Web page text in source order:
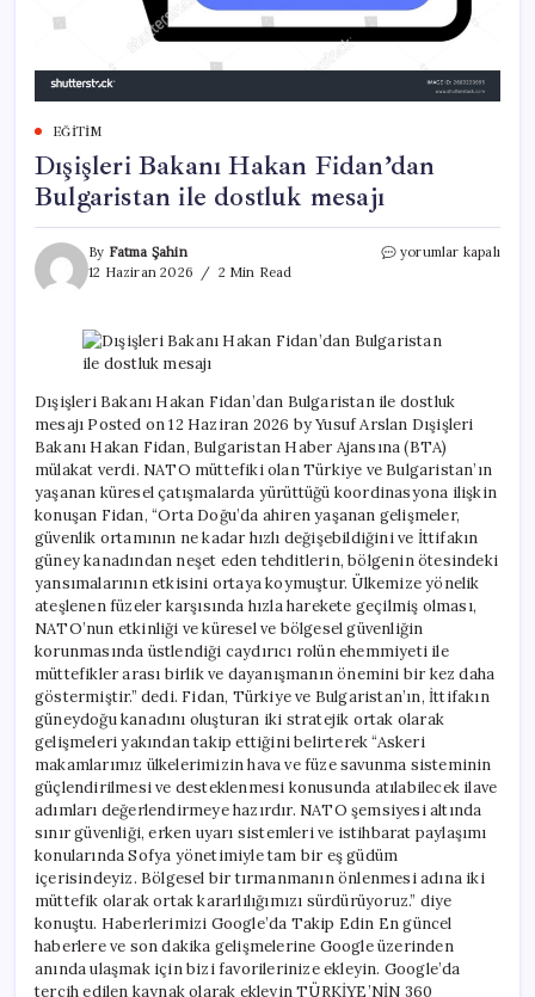
EĞITIM
Dışişleri Bakanı Hakan Fidan’dan
Bulgaristan ile dostluk mesajı
By Fatma Şahin
12 Haziran 2026
2 Min Read
Dışişleri
ile
mesajı
için
yorumlar kapalı
Dışişleri Bakanı Hakan Fidan’dan Bulgaristan ile dostluk
mesajı Posted on 12 Haziran 2026 by Yusuf Arslan Dışişleri
Bakanı Hakan Fidan, Bulgaristan Haber Ajansına (BTA)
mülakat verdi. NATO müttefiki olan Türkiye ve Bulgaristan’ın
yaşanan küresel çatışmalarda yürüttüğü koordinasyona ilişkin
konuşan Fidan, “Orta Doğu’da ahiren yaşanan gelişmeler,
güvenlik ortamının ne kadar hızlı değişebildiğini ve İttifakın
güney kanadından neşet eden tehditlerin, bölgenin ötesindeki
yansımalarının etkisini ortaya koymuştur. Ülkemize yönelik
ateşlenen füzeler karşısında hızla harekete geçilmiş olması,
NATO’nun etkinliği ve küresel ve bölgesel güvenliğin
korunmasında üstlendiği caydırıcı rolün ehemmiyeti ile
müttefikler arası birlik ve dayanışmanın önemini bir kez daha
göstermiştir.” dedi. Fidan, Türkiye ve Bulgaristan’ın, İttifakın
güneydoğu kanadını oluşturan iki stratejik ortak olarak
gelişmeleri yakından takip ettiğini belirterek “Askeri
makamlarımız ülkelerimizin hava ve füze savunma sisteminin
güçlendirilmesi ve desteklenmesi konusunda atılabilecek ilave
adımları değerlendirmeye hazırdır. NATO şemsiyesi altında
sınır güvenliği, erken uyarı sistemleri ve istihbarat paylaşımı
konularında Sofya yönetimiyle tam bir eş güdüm
içerisindeyiz. Bölgesel bir tırmanmanın önlenmesi adına iki
müttefik olarak ortak kararlılığımızı sürdürüyoruz.” diye
konuştu. Haberlerimizi Google’da Takip Edin En güncel
haberlere ve son dakika gelişmelerine Google üzerinden
anında ulaşmak için bizi favorilerinize ekleyin. Google’da
tercih edilen kaynak olarak ekleyin TÜRKİYE’NİN 360